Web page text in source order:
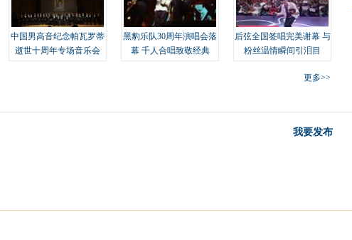
中国男高音纪念帕瓦罗蒂
逝世十周年专场音乐会
黑豹乐队30周年演唱会落
幕 千人合唱致敬经典
后弦全国签唱完美谢幕 与
粉丝温情瞬间引泪目
更多>>
我要发布